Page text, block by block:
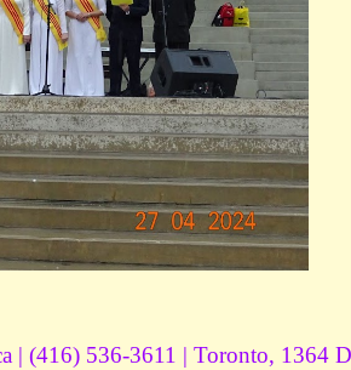
(416) 536-3611 | Toronto, 1364